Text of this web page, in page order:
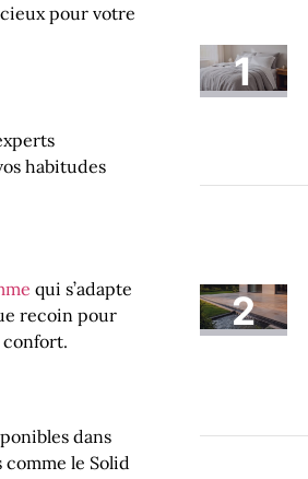
pour votre
habitudes
qui s’adapte
recoin pour
confort.
dans
le Solid